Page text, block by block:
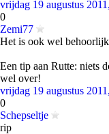
vrijdag 19 augustus
0
Zemi77
Het is ook wel
Een tip aan Rutte: niets
wel over!
vrijdag 19 augustus
0
Schepseltje
rip